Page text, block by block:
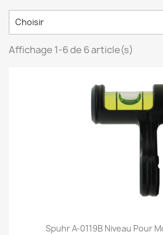
Choisir
Affichage 1-6 de 6 article(s)
Spuhr A-0119B Niveau Pour